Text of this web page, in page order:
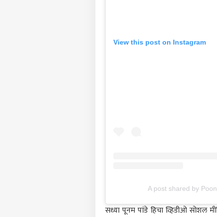
View this post on Instagram
A post shared by
सध्या पूनम पांडे हिचा व्हिडीओ सोशल